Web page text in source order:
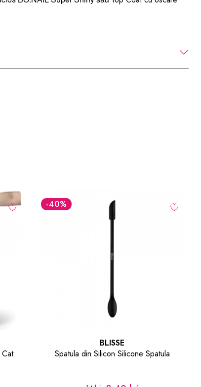
-30%
CALA
Chiureta pentru Unghii cu Doua Capete